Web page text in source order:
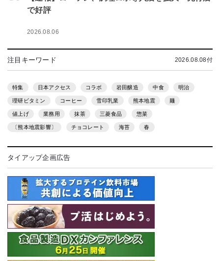
で好評
2026.08.06
注目キーワード 2026.08.08付
特集 日本アクセス コラボ 岩田醸造 中食 明治
理研ビタミン コーヒー 雪印乳業 熊本地震 麺
値上げ 業務用 抹茶 三菱食品 惣菜
〔熊本地震影響〕 チョコレート 海苔 春
タイアップ企画広告